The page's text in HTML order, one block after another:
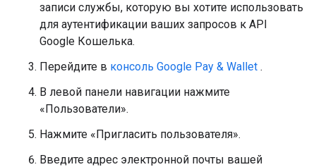
записи службы, которую вы хотите использовать
для аутентификации ваших запросов к API
Google Кошелька.
Перейдите в консоль Google Pay & Wallet .
В левой панели навигации нажмите
«Пользователи».
Нажмите «Пригласить пользователя».
Введите адрес электронной почты вашей